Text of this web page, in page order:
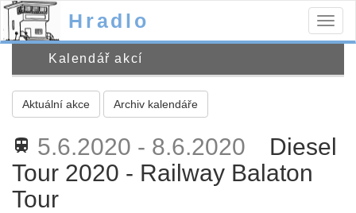
Hradlo
Kalendář akcí
Aktuální akce Archiv kalendáře
train 5.6.2020 - 8.6.2020
Diesel
Tour 2020 - Railway Balaton
Tour